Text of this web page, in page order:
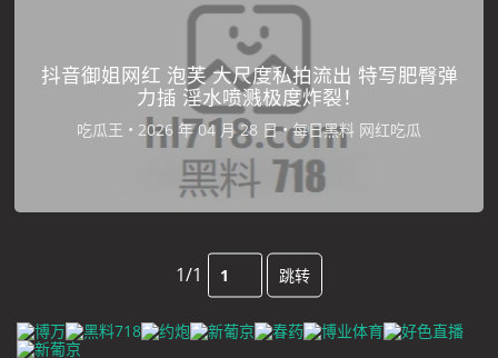
抖音御姐网红 泡芙 大尺度私拍流出 特写肥臀弹
力插 淫水喷溅极度炸裂！
吃瓜王 • •每日黑料 网红吃瓜
1/1 跳转